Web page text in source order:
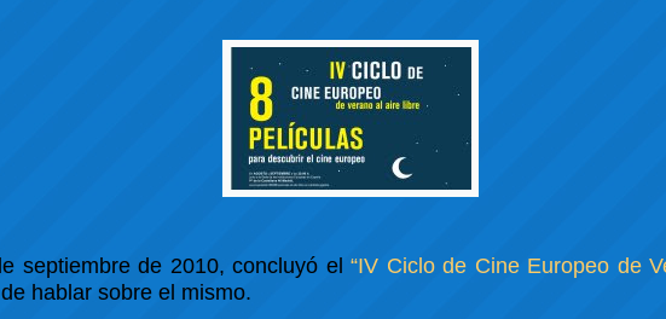
septiembre de 2010, concluyó el“IV Ciclo de Cine Europeo de
hablar sobre el mismo.